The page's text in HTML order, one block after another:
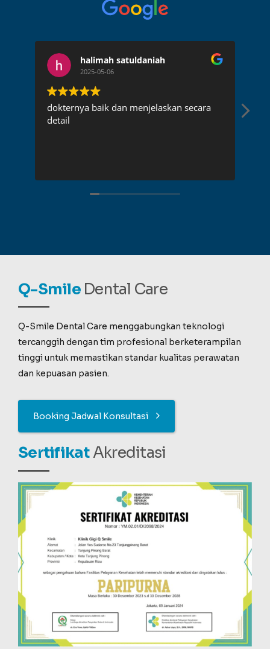
halimah satuldaniah
2025-05-06
dokternya baik dan menjelaskan secara
detail
Q-Smile Dental Care
Q-Smile Dental Care menggabungkan teknologi
tercanggih dengan tim profesional berketerampilan
tinggi untuk memastikan standar kualitas perawatan
dan kepuasan pasien.
Booking Jadwal Konsultasi
SertifikatAkreditasi